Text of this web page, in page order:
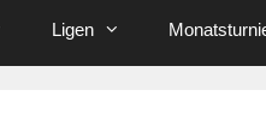
Ligen